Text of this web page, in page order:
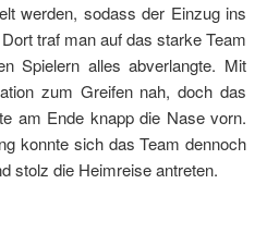
werden, sodass der Einzug ins
Dort traf man auf das starke Team
Spielern alles abverlangte. Mit
zum Greifen nah, doch das
am Ende knapp die Nase vorn.
konnte sich das Team dennoch
stolz die Heimreise antreten.